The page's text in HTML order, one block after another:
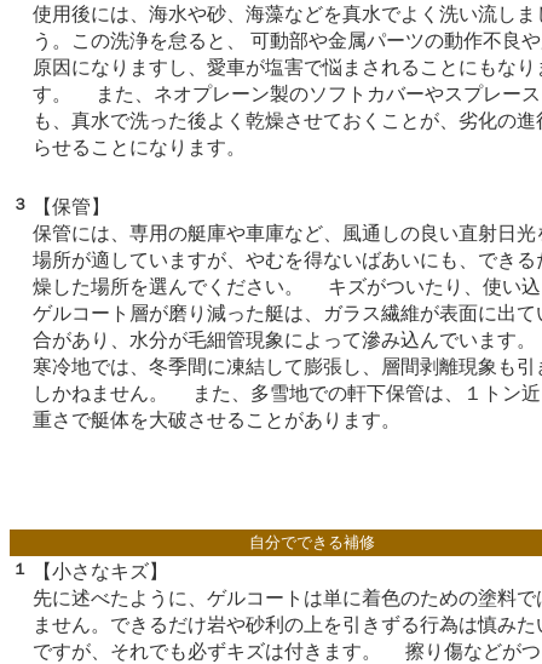
使用後には、海水や砂、海藻などを真水でよく洗い流しま
う。この洗浄を怠ると、 可動部や金属パーツの動作不良
原因になりますし、愛車が塩害で悩まされることにもなり
す。 また、ネオプレーン製のソフトカバーやスプレー
も、真水で洗った後よく乾燥させておくことが、劣化の進
らせることになります。
３
【保管】
保管には、専用の艇庫や車庫など、風通しの良い直射日光
場所が適していますが、やむを得ないばあいにも、できる
燥した場所を選んでください。 キズがついたり、使い
ゲルコート層が磨り減った艇は、ガラス繊維が表面に出て
合があり、水分が毛細管現象によって滲み込んでいます
寒冷地では、冬季間に凍結して膨張し、層間剥離現象も引
しかねません。 また、多雪地での軒下保管は、１トン
重さで艇体を大破させることがあります。
自分でできる補修
１
【小さなキズ】
先に述べたように、ゲルコートは単に着色のための塗料で
ません。できるだけ岩や砂利の上を引きずる行為は慎みた
ですが、それでも必ずキズは付きます。 擦り傷などが